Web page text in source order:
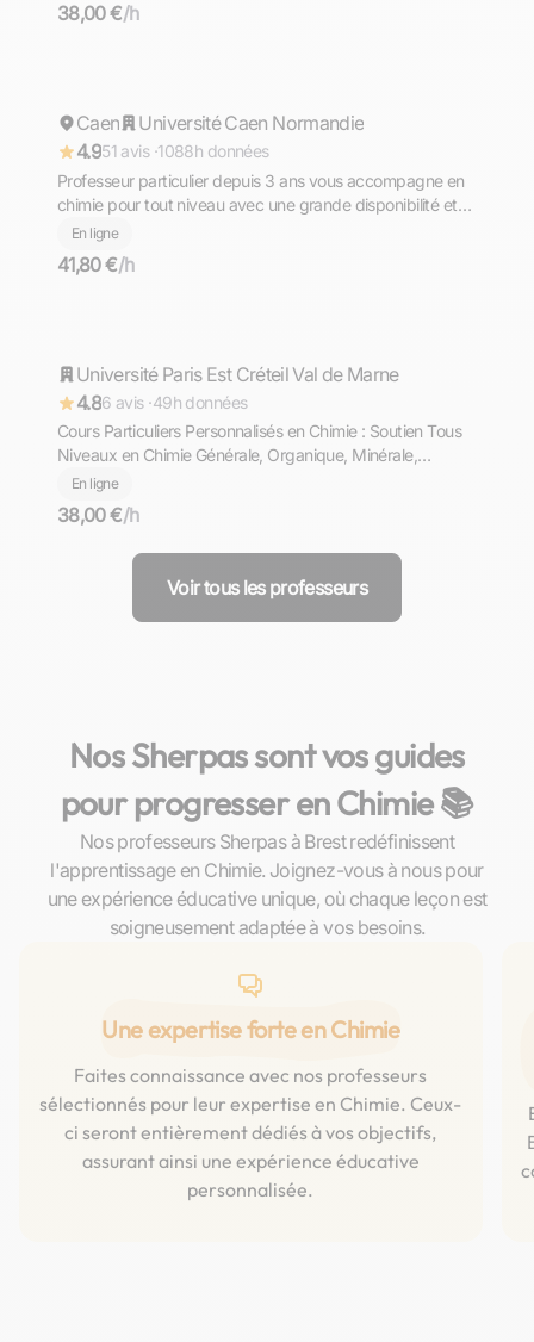
38,00 €/h
Répond rapidement
Caen
Université Caen Normandie
4.951 avis ·1088h données
Professeur particulier depuis 3 ans vous accompagne en
chimie pour tout niveau avec une grande disponibilité et
beaucoup de pédagogie.
En ligne
41,80 €/h
Répond rapidement
Université Paris Est Créteil Val de Marne
4.86 avis ·49h données
Cours Particuliers Personnalisés en Chimie : Soutien Tous
Niveaux en Chimie Générale, Organique, Minérale,
Physique, Polymères, Biochimie et Plus, pour Collège,
Lycée et Enseignement Supérieur
En ligne
38,00 €/h
Voir tous les professeurs
Nos Sherpas sont vos guides
pour progresser en Chimie 📚
Nos professeurs Sherpas à Brest redéfinissent
l'apprentissage en Chimie. Joignez-vous à nous pour
une expérience éducative unique, où chaque leçon est
soigneusement adaptée à vos besoins.
Une expertise forte en Chimie
Faites connaissance avec nos professeurs
sélectionnés pour leur expertise en Chimie. Ceux-
ci seront entièrement dédiés à vos objectifs,
assurant ainsi une expérience éducative
personnalisée.